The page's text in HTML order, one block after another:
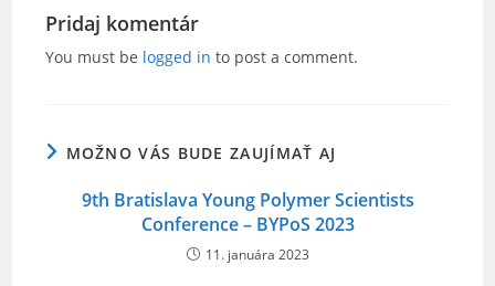
e
b
o
k
er l
Pridaj komentár
You must be logged in to post a comment.
MOŽNO VÁS BUDE ZAUJÍMAŤ AJ
9th Bratislava Young Polymer Scientists
Conference – BYPoS 2023
11. januára 2023